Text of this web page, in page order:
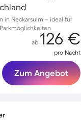
in Neckarsulm – ideal für
ab 126 €
pro Nacht
Zum Angebot